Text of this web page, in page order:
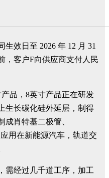
效日至 2026 年 12 月 31
，客户F向供应商支付人民
品，8英寸产品正在研发
生长碳化硅外延层，制得
成肖特基二极管、
用在新能源汽车，轨道交
需经过几千道工序，加工